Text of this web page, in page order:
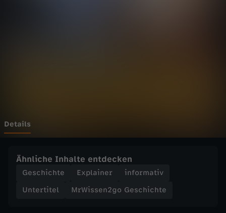
e
c
Details
Ähnliche Inhalte entdecken
Geschichte Explainer
informativ
Untertitel
MrWissen2go Geschichte